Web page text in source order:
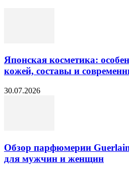
Японская косметика:
кожей, составы и
30.07.2026
Обзор парфюмерии
для мужчин и женщин